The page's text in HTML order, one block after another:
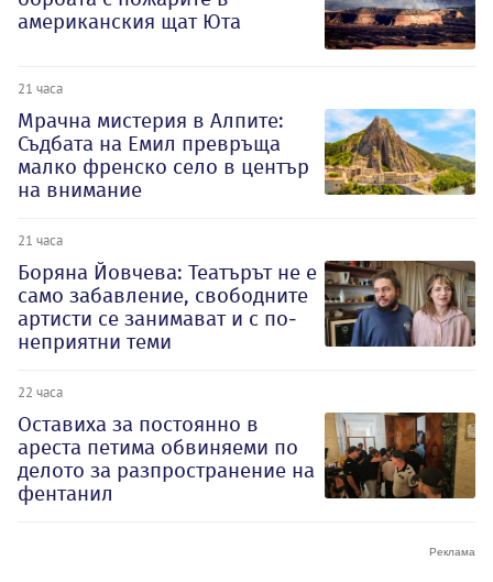
американския щат Юта
21 часа
Мрачна мистерия в Алпите:
Съдбата на Емил превръща
малко френско село в център
на внимание
21 часа
Боряна Йовчева: Театърът не е
само забавление, свободните
артисти се занимават и с по-
неприятни теми
22 часа
Оставиха за постоянно в
ареста петима обвиняеми по
делото за разпространение на
фентанил